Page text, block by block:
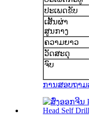
ປະເພດຂັບ
ເສັ້ນຜ່າ
ສູນກາງ
ຄວາມຍາວ
ວັດສະດຸ
ຈົບ
ການສອບຖາມ